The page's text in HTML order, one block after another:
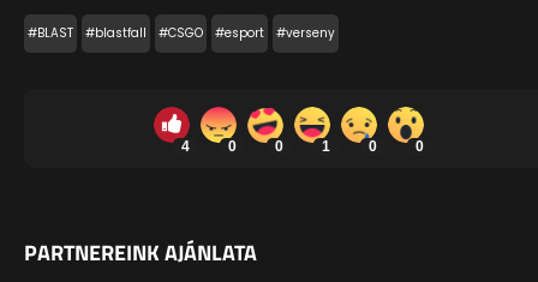
#BLAST #blastfall #CSGO #esport #verseny
4 0 0 1 0 0
PARTNEREINK AJÁNLATA